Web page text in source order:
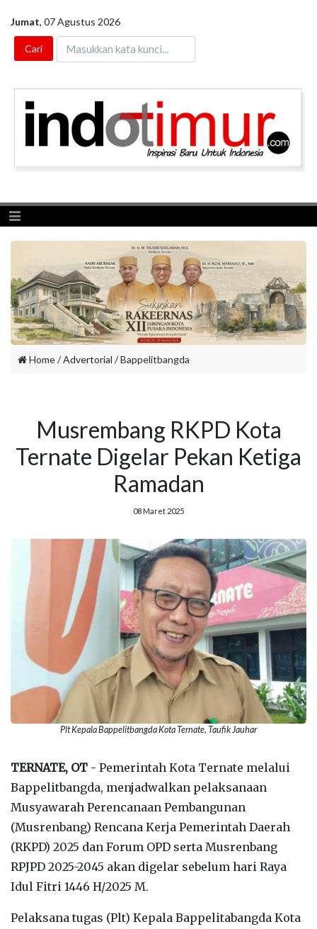
Jumat, 07 Agustus 2026
Toggle navigation
Home/ Advertorial /Bappelitbangda
Musrembang RKPD Kota
Ternate Digelar Pekan Ketiga
Ramadan
08 Maret 2025
Plt Kepala Bappelitbangda Kota Ternate, Taufik Jauhar
TERNATE, OT - Pemerintah Kota Ternate melalui
Bappelitbangda, menjadwalkan pelaksanaan
Musyawarah Perencanaan Pembangunan
(Musrenbang) Rencana Kerja Pemerintah Daerah
(RKPD) 2025 dan Forum OPD serta Musrenbang
RPJPD 2025-2045 akan digelar sebelum hari Raya
Idul Fitri 1446 H/2025 M.
Pelaksana tugas (Plt) Kepala Bappelitabangda Kota